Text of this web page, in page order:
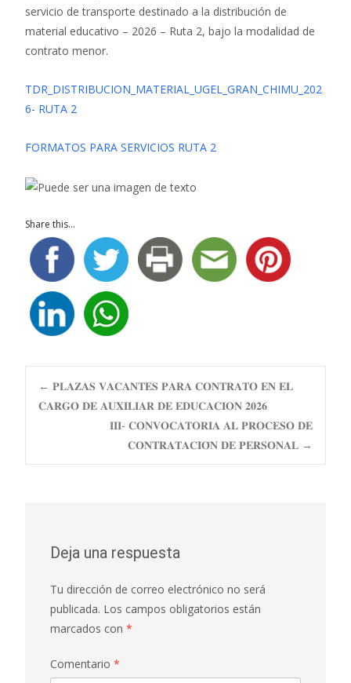
servicio de transporte destinado a la distribución de
material educativo – 2026 – Ruta 2, bajo la modalidad de
contrato menor.
TDR_DISTRIBUCION_MATERIAL_UGEL_GRAN_CHIMU_202
6- RUTA 2
FORMATOS PARA SERVICIOS RUTA 2
Share this...
Navegación
← 𝐏𝐋𝐀𝐙𝐀𝐒 𝐕𝐀𝐂𝐀𝐍𝐓𝐄𝐒 𝐏𝐀𝐑𝐀 𝐂𝐎𝐍𝐓𝐑𝐀𝐓𝐎 𝐄𝐍 𝐄𝐋
𝐂𝐀𝐑𝐆𝐎 𝐃𝐄 𝐀𝐔𝐗𝐈𝐋𝐈𝐀𝐑 𝐃𝐄 𝐄𝐃𝐔𝐂𝐀𝐂𝐈𝐎𝐍 𝟐𝟎𝟐𝟔
𝐈𝐈𝐈- 𝐂𝐎𝐍𝐕𝐎𝐂𝐀𝐓𝐎𝐑𝐈𝐀 𝐀𝐋 𝐏𝐑𝐎𝐂𝐄𝐒𝐎 𝐃𝐄
𝐂𝐎𝐍𝐓𝐑𝐀𝐓𝐀𝐂𝐈𝐎́𝐍 𝐃𝐄 𝐏𝐄𝐑𝐒𝐎𝐍𝐀𝐋 →
Deja una respuesta
Tu dirección de correo electrónico no será
publicada. Los campos obligatorios están
marcados con *
Comentario *